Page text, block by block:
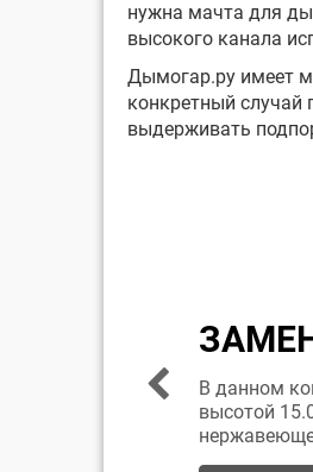
нужна мачта для
высокого канала
Дымогар.ру имеет
конкретный случай
выдерживать
В данном
высотой 15.0
нержавеющей